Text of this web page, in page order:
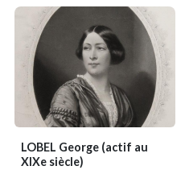
LOBEL George (actif au
XIXe siècle)